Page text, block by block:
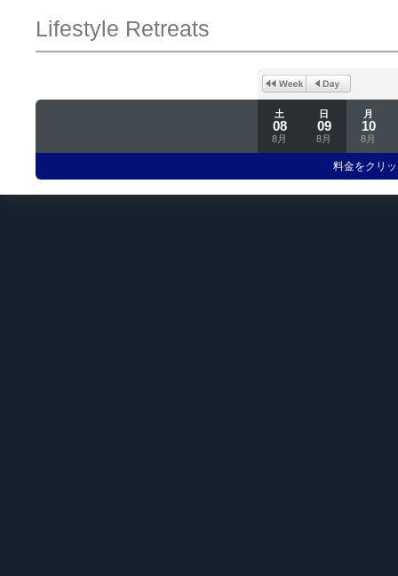
Lifestyle Retreats
土
08
8月
日
09
8月
月
10
8月
料金をクリ